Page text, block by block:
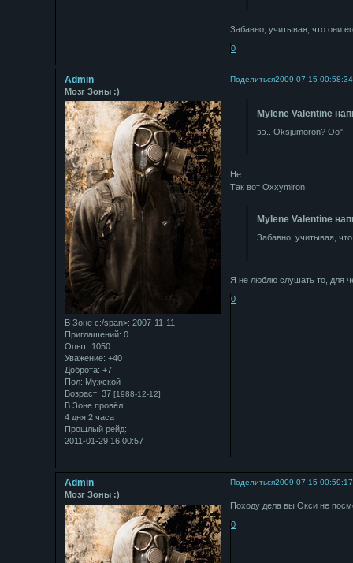
Забавно, учитывая, что они
0
Поделиться2009-07-15 00:58:34
Admin
Мозг Зоны :)
В Зоне с:/span>: 2007-11-11
Приглашений: 0
Опыт: 1050
Уважение: +40
Доброта: +7
Пол: Мужской
Возраст: 37 [1988-12-12]
В Зоне провёл:
4 дня 2 часа
Прошлый рейд:
2011-01-29 16:00:57
Mylene Valentine
ээ.. Oksjumoron? Оо"
Нет
Так вот Oxxymiron
Mylene Valentine
Забавно, учитывая,
Я не люблю слушать то, для
0
Поделиться2009-07-15 00:59:17
Admin
Мозг Зоны :)
Походу дела вы Окси не
0